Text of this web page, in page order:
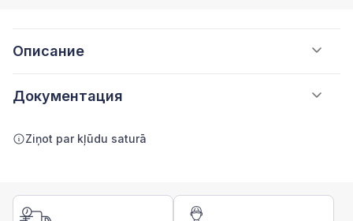
Описание
Документация
Ziņot par kļūdu saturā